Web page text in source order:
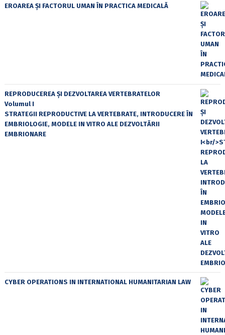
EROAREA ȘI FACTORUL UMAN ÎN PRACTICA MEDICALĂ
REPRODUCEREA ȘI DEZVOLTAREA VERTEBRATELOR
Volumul I
STRATEGII REPRODUCTIVE LA VERTEBRATE, INTRODUCERE ÎN
EMBRIOLOGIE, MODELE IN VITRO ALE DEZVOLTĂRII
EMBRIONARE
CYBER OPERATIONS IN INTERNATIONAL HUMANITARIAN LAW